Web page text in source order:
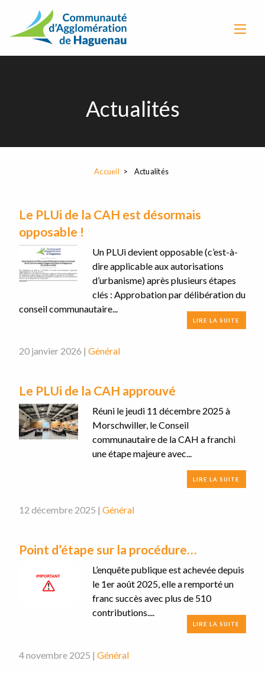
Actualités
Accueil Actualités
Le PLUi de la CAH est désormais
opposable !
Un PLUi devient opposable (c’est-à-
dire applicable aux autorisations
d’urbanisme) après plusieurs étapes
clés : Approbation par délibération du
conseil communautaire...
LIRE LA SUITE
20 janvier 2026 | Général
Le PLUi de la CAH approuvé
Réuni le jeudi 11 décembre 2025 à
Morschwiller, le Conseil
communautaire de la CAH a franchi
une étape majeure avec...
LIRE LA SUITE
12 décembre 2025 | Général
Point d’étape sur la procédure…
L’enquête publique est achevée depuis
le 1er août 2025, elle a remporté un
franc succès avec plus de 510
contributions....
LIRE LA SUITE
4 novembre 2025 | Général